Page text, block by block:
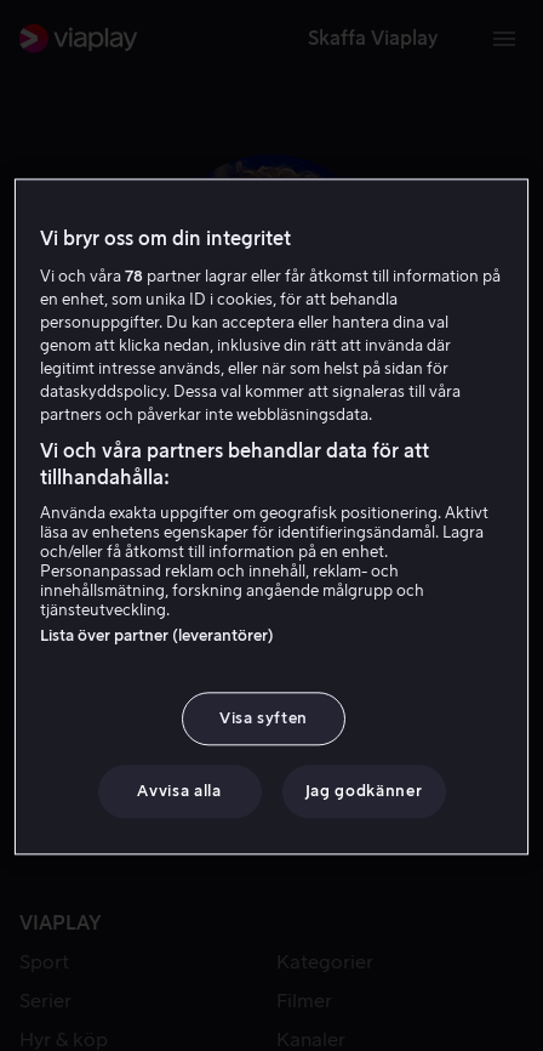
Skaffa Viaplay
Rose Matafeo
VIAPLAY
Sport
Kategorier
Serier
Filmer
Hyr & köp
Kanaler
Vi bryr oss om din integritet
Vi och våra78 partner lagrar eller får åtkomst till information på
en enhet, som unika ID i cookies, för att behandla
personuppgifter. Du kan acceptera eller hantera dina val
genom att klicka nedan, inklusive din rätt att invända där
legitimt intresse används, eller när som helst på sidan för
dataskyddspolicy. Dessa val kommer att signaleras till våra
partners och påverkar inte webbläsningsdata.
Vi och våra partners behandlar data för att
tillhandahålla:
Använda exakta uppgifter om geografisk positionering. Aktivt
läsa av enhetens egenskaper för identifieringsändamål. Lagra
och/eller få åtkomst till information på en enhet.
Personanpassad reklam och innehåll, reklam- och
innehållsmätning, forskning angående målgrupp och
tjänsteutveckling.
Lista över partner (leverantörer)
Visa syften
Avvisa alla Jag godkänner